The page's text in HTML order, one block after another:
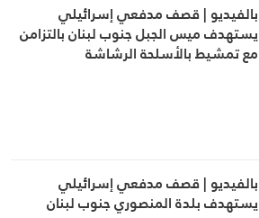
بالفيديو | قصف مدفعي إسرائيلي
يستهدف ميس الجبل جنوب لبنان بالتزامن
مع تمشيط بالأسلحة الرشاشة
بالفيديو | قصف مدفعي إسرائيلي
يستهدف بلدة المنصوري جنوب لبنان